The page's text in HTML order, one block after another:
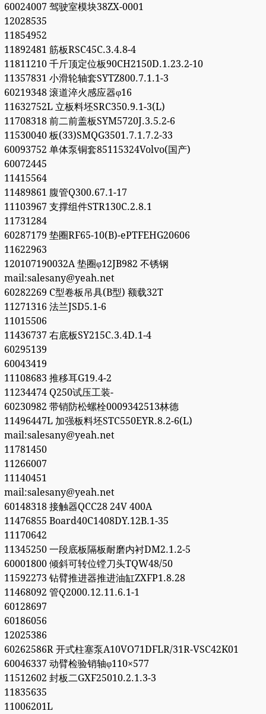
60024007 驾驶室模块38ZX-0001
12028535
11854952
11892481 筋板RSC45C.3.4.8-4
11811210 千斤顶定位板90CH2150D.1.23.2-10
11357831 小滑轮轴套SYTZ800.7.1.1-3
60219348 滚道淬火感应器φ16
11632752L 立板料坯SRC350.9.1-3(L)
11708318 前二前盖板SYM5720J.3.5.2-6
11530040 板(33)SMQG3501.7.1.7.2-33
60093752 单体泵铜套85115324Volvo(国产)
60072445
11415564
11489861 腹管Q300.67.1-17
11103967 支撑组件STR130C.2.8.1
11731284
60287179 垫圈RF65-10(B)-ePTFEHG20606
11622963
120107190032A 垫圈φ12JB982 不锈钢
mail:salesany@yeah.net
60282269 C型卷板吊具(B型) 额载32T
11271316 法兰JSD5.1-6
11015506
11436737 右底板SY215C.3.4D.1-4
60295139
60043419
11108683 推移耳G19.4-2
11234474 Q250试压工装-
60230982 带销防松螺栓0009342513林德
11496447L 加强板料坯STC550EYR.8.2-6(L)
mail:salesany@yeah.net
11781450
11266007
11140451
mail:salesany@yeah.net
60148318 接触器QCC28 24V 400A
11476855 Board40C1408DY.12B.1-35
11170642
11345250 一段底板隔板耐磨内衬DM2.1.2-5
60001800 倾斜可转位镗刀头TQW48/50
11592273 钻臂推进器推进油缸ZXFP1.8.28
11468092 管Q2000.12.11.6.1-1
60128697
60186056
12025386
60262586R 开式柱塞泵A10VO71DFLR/31R-VSC42K01
60046337 动臂检验销轴φ110×577
11512602 封板二GXF25010.2.1.3-3
11835635
11006201L